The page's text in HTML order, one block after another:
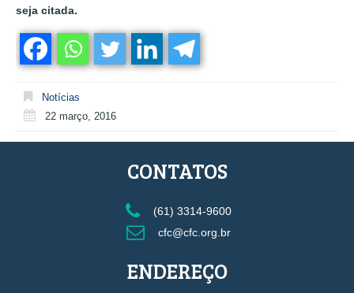
seja citada.
Notícias
22 março, 2016
CONTATOS
(61) 3314-9600
cfc@cfc.org.br
ENDEREÇO